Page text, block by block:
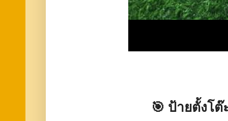
🎯 ป้ายตั้งโต๊